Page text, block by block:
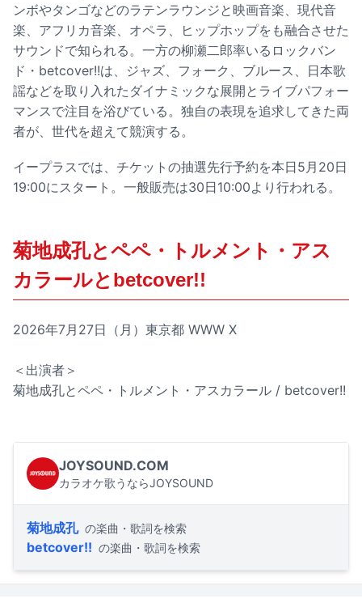
ンボやタンゴなどのラテンラウンジと映画音楽、現代音
楽、アフリカ音楽、オペラ、ヒップホップをも融合させた
サウンドで知られる。一方の柳瀬二郎率いるロックバン
ド・betcover!!は、ジャズ、フォーク、ブルース、日本歌
謡などを取り入れたダイナミックな展開とライブパフォー
マンスで注目を浴びている。独自の表現を追求してきた両
者が、世代を超えて競演する。
イープラスでは、チケットの抽選先行予約を本日5月20日
19:00にスタート。一般販売は30日10:00より行われる。
菊地成孔とペペ・トルメント・アス
カラールとbetcover!!
2026年7月27日（月）東京都 WWW X
＜出演者＞
菊地成孔とペペ・トルメント・アスカラール / betcover!!
JOYSOUND.COM
カラオケ歌うならJOYSOUND
菊地成孔 の楽曲・歌詞を検索
betcover!! の楽曲・歌詞を検索